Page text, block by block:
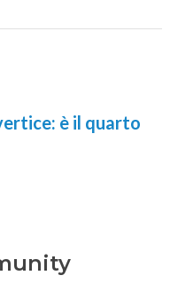
è il quarto